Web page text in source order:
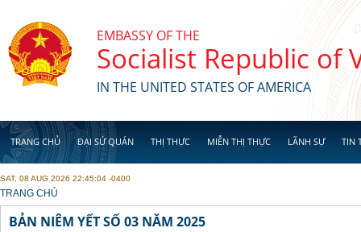
EMBASSY OF THE
Socialist Republic of
IN THE UNITED STATES OF AMERICA
TRANG CHỦ ĐẠI SỨ QUÁN THỊ THỰC MIỄN THỊ THỰC LÃNH SỰ TIN
SAT, 08 AUG 2026 22:45:04 -0400
YOU ARE HERE
TRANG CHỦ
BẢN NIÊM YẾT SỐ 03 NĂM 2025